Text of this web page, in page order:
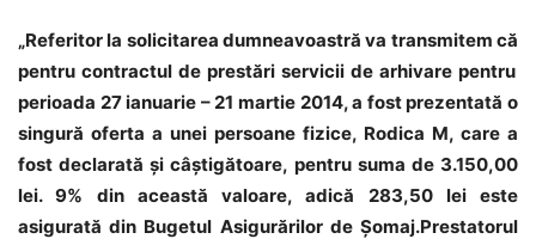
„Referitor la solicitarea dumneavoastră va transmitem că
pentru contractul de prestări servicii de arhivare pentru
perioada 27 ianuarie –21 martie 2014, a fost prezentată o
singură oferta a unei persoane fizice, Rodica M, care a
fost declarată şi câştigătoare, pentru suma de 3.150,00
lei. 9% din această valoare, adică 283,50 lei este
asigurată din Bugetul Asigurărilor deŞomaj.Prestatorul